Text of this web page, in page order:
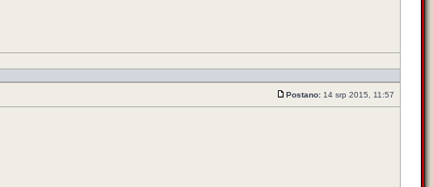
Postano: 14 srp 2015, 11:57